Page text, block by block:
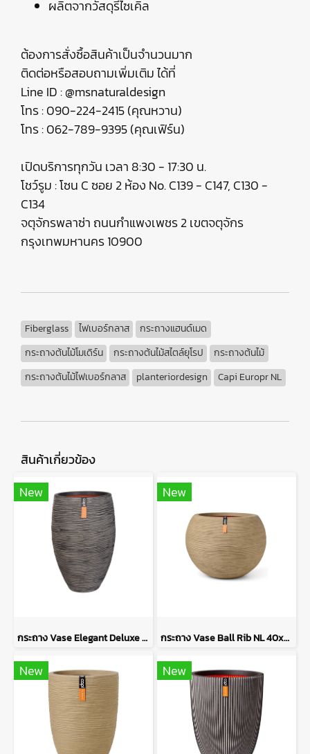
ผลิตจากวัสดุรีไซเคิล
ต้องการสั่งซื้อสินค้าเป็นจำนวนมาก
ติดต่อหรือสอบถามเพิ่มเติม ได้ที่
Line ID : @msnaturaldesign
โทร : 090-224-2415 (คุณหวาน)
โทร : 062-789-9395 (คุณเฟิร์น)
เปิดบริการทุกวัน เวลา 8:30 - 17:30 น.
โชว์รูม : โซน C ซอย 2 ห้อง No. C139 - C147, C130 -
C134
จตุจักรพลาซ่า ถนนกำแพงเพชร 2 เขตจตุจักร
กรุงเทพมหานคร 10900
Fiberglass ไฟเบอร์กลาส
กระถางแฮนด์เมด
กระถางต้นไม้โมเดิร์น
กระถางต้นไม้สไตล์ยุโรป
กระถางต้นไม้
กระถางต้นไม้ไฟเบอร์กลาส
planteriordesign Capi Europr NL
สินค้าเกี่ยวข้อง
New
กระถาง Vase Elegant Deluxe Rib NL 50x74 - Anthracite
New
กระถาง Vase Ball Rib NL 40x32 - Beige
New New